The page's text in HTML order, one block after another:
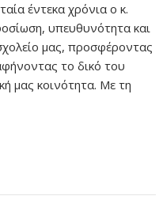
έντεκα χρόνια ο κ.
υπευθυνότητα και
μας, προσφέροντας
το δικό του
μας κοινότητα. Με τη